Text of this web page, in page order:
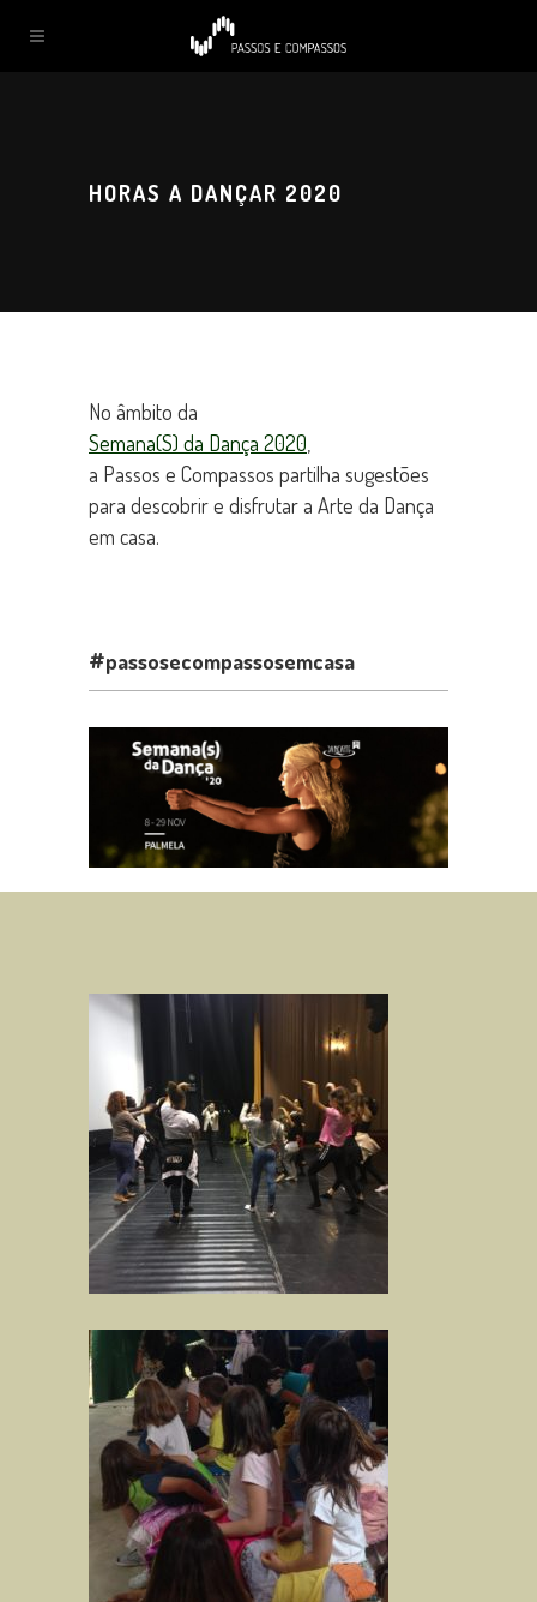
HORAS A DANÇAR 2020
No âmbito da
Semana(S) da Dança 2020
a Passos e Compassos partilha sugestões
para descobrir e disfrutar a Arte da Dança
em casa.
#passosecompassosemcasa